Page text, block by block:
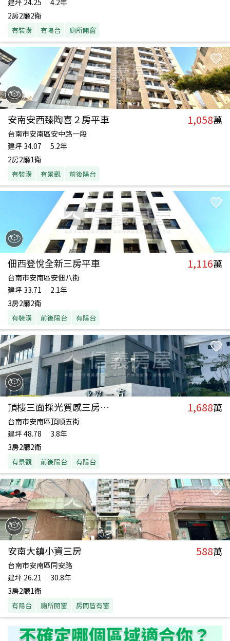
建坪 24.25
4.2年
2房2廳2衛
有裝潢 有陽台 廁所開窗
安南安西臻陶喜２房平車 1,058萬
台南市安南區安中路一段
建坪 34.07
5.2年
2房2廳1衛
有裝潢 有景觀 前後陽台
佃西登悅全新三房平車 1,116萬
台南市安南區安佃八街
建坪 33.71
2.1年
3房2廳2衛
有裝潢 前後陽台 有陽台
頂樓三面採光質感三房平車 1,688萬
台南市安南區頂順五街
建坪 48.78
3.8年
3房2廳2衛
有景觀 前後陽台 有陽台
安南大鎮小資三房 588萬
台南市安南區同安路
建坪 26.21
30.8年
3房2廳1衛
有陽台 廁所開窗 房間皆有窗